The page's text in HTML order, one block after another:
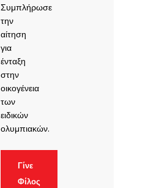
Συμπλήρωσε
την
αίτηση
για
ένταξη
στην
οικογένεια
των
ειδικών
ολυμπιακών.
Γίνε
Φίλος